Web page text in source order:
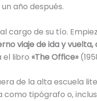
año después.
cargo de su tío.
viaje de ida y
el libro «The Office»
de la alta escuela
tipógrafo o,